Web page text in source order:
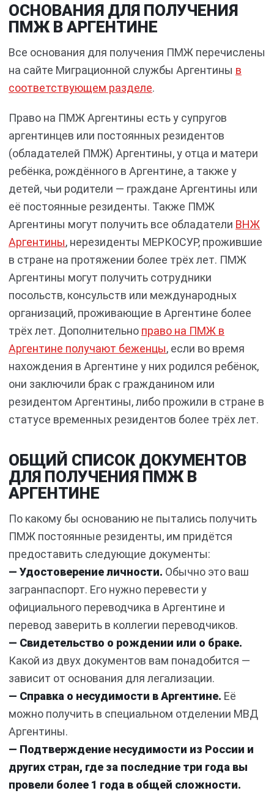
ОСНОВАНИЯ ДЛЯ ПОЛУЧЕНИЯ
ПМЖ В АРГЕНТИНЕ
Все основания для получения ПМЖ перечислены
на сайте Миграционной службы Аргентины в
соответствующем разделе.
Право на ПМЖ Аргентины есть у супругов
аргентинцев или постоянных резидентов
(обладателей ПМЖ) Аргентины, у отца и матери
ребёнка, рождённого в Аргентине, а также у
детей, чьи родители — граждане Аргентины или
её постоянные резиденты. Также ПМЖ
Аргентины могут получить все обладатели ВНЖ
Аргентины, нерезиденты МЕРКОСУР, прожившие
в стране на протяжении более трёх лет. ПМЖ
Аргентины могут получить сотрудники
посольств, консульств или международных
организаций, проживающие в Аргентине более
трёх лет. Дополнительно право на ПМЖ в
Аргентине получают беженцы, если во время
нахождения в Аргентине у них родился ребёнок,
они заключили брак с гражданином или
резидентом Аргентины, либо прожили в стране в
статусе временных резидентов более трёх лет.
ОБЩИЙ СПИСОК ДОКУМЕНТОВ
ДЛЯ ПОЛУЧЕНИЯ ПМЖ В
АРГЕНТИНЕ
По какому бы основанию не пытались получить
ПМЖ постоянные резиденты, им придётся
предоставить следующие документы:
— Удостоверение личности. Обычно это ваш
загранпаспорт. Его нужно перевести у
официального переводчика в Аргентине и
перевод заверить в коллегии переводчиков.
— Свидетельство о рождении или о браке.
Какой из двух документов вам понадобится —
зависит от основания для легализации.
— Справка о несудимости в Аргентине. Её
можно получить в специальном отделении МВД
Аргентины.
— Подтверждение несудимости из России и
других стран, где за последние три года вы
провели более 1 года в общей сложности.